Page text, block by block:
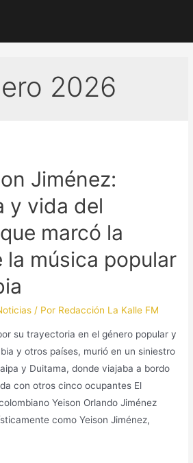
2026
Jiménez:
y vida del
marcó la
la música popular
/ Por Redacción La Kalle FM
su trayectoria en el género popular y
y otros países, murió en un siniestro
y Duitama, donde viajaba a bordo
con otros cinco ocupantes El
Yeison Orlando Jiménez
como Yeison Jiménez,